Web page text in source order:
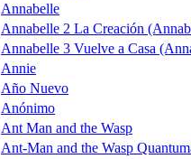
Annabelle
Annabelle 2 La Creación
Annabelle 3 Vuelve a Casa
Annie
Año Nuevo
Anónimo
Ant Man and the Wasp
Ant-Man and the Wasp